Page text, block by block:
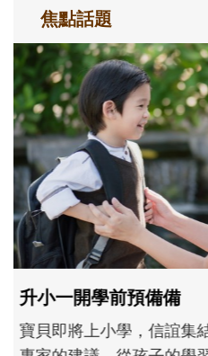
焦點話題
和孩子一起長大的那
不同模樣
沒有人天生就擅長當爸